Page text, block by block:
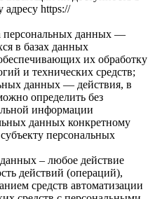
адресу https://
персональных данных —
в базах данных
их обработку
и технических средств;
данных — действия, в
определить без
информации
данных конкретному
персональных
– любое действие
действий (операций),
средств автоматизации